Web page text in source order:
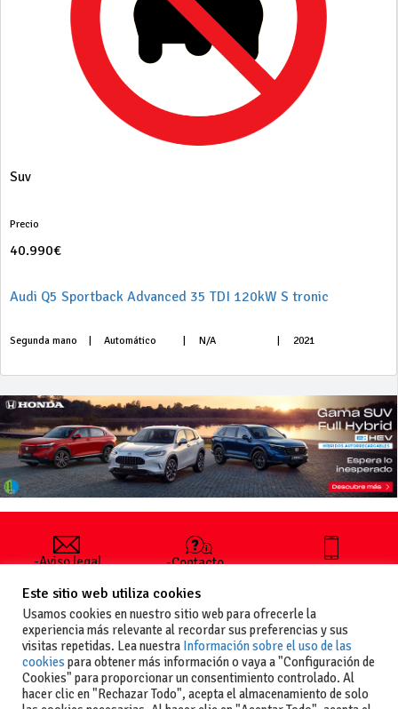
Suv
Precio
40.990€
Audi Q5 Sportback Advanced 35 TDI 120kW S tronic
Segunda mano Automático N/A 2021
-Aviso legal
generales
de uso
-Política de
privacidad
-Política de
cookies
-Contacto
publicar un
anuncio
-Vende+
+34 627 35
Este sitio web utiliza cookies
Usamos cookies en nuestro sitio web para ofrecerle la
experiencia más relevante al recordar sus preferencias y sus
visitas repetidas. Lea nuestra Información sobre el uso de las
cookies para obtener más información o vaya a "Configuración de
Cookies" para proporcionar un consentimiento controlado. Al
hacer clic en "Rechazar Todo", acepta el almacenamiento de solo